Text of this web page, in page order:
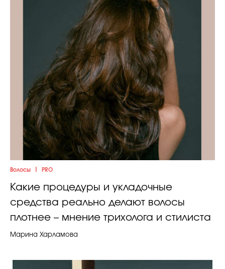
Волосы PRO
Какие процедуры и укладочные
средства реально делают волосы
плотнее – мнение трихолога и стилиста
Марина Харламова